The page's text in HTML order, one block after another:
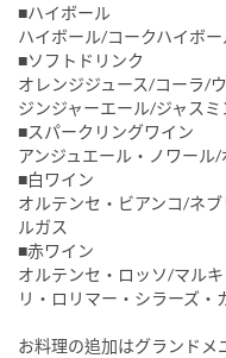
■ハイボール
ハイボール/コークハイボ
■ソフトドリンク
オレンジジュース/コーラ/
ジンジャーエール/ジャスミ
■スパークリングワイン
アンジュエール・ノワール
■白ワイン
オルテンセ・ビアンコ/ネ
ルガス
■赤ワイン
オルテンセ・ロッソ/マル
リ・ロリマー・シラーズ・
お料理の追加はグランドメ